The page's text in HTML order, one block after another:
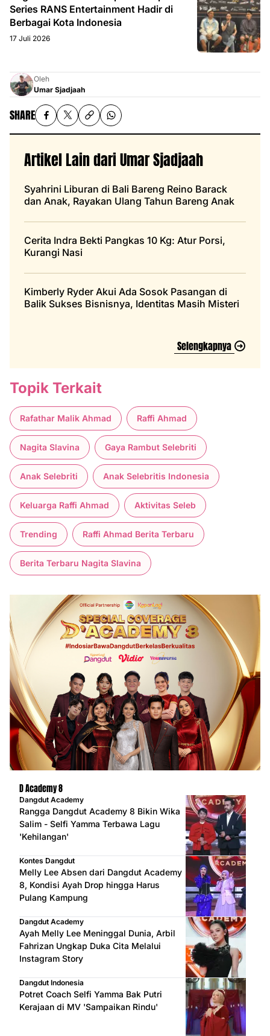
Series RANS Entertainment Hadir di
Berbagai Kota Indonesia
17 Juli 2026
Oleh
Umar Sjadjaah
SHARE
Artikel Lain dari Umar Sjadjaah
Syahrini Liburan di Bali Bareng Reino Barack
dan Anak, Rayakan Ulang Tahun Bareng Anak
Cerita Indra Bekti Pangkas 10 Kg: Atur Porsi,
Kurangi Nasi
Kimberly Ryder Akui Ada Sosok Pasangan di
Balik Sukses Bisnisnya, Identitas Masih Misteri
Selengkapnya
Topik Terkait
Rafathar Malik Ahmad Raffi Ahmad
Nagita Slavina Gaya Rambut Selebriti
Anak Selebriti Anak Selebritis Indonesia
Keluarga Raffi Ahmad Aktivitas Seleb
Trending Raffi Ahmad Berita Terbaru
Berita Terbaru Nagita Slavina
D Academy 8
Dangdut Academy
Rangga Dangdut Academy 8 Bikin Wika
Salim - Selfi Yamma Terbawa Lagu
'Kehilangan'
Kontes Dangdut
Melly Lee Absen dari Dangdut Academy
8, Kondisi Ayah Drop hingga Harus
Pulang Kampung
Dangdut Academy
Ayah Melly Lee Meninggal Dunia, Arbil
Fahrizan Ungkap Duka Cita Melalui
Instagram Story
Dangdut Indonesia
Potret Coach Selfi Yamma Bak Putri
Kerajaan di MV 'Sampaikan Rindu'